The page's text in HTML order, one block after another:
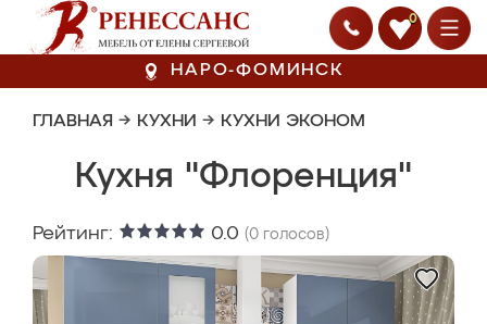
0
НАРО-ФОМИНСК
ГЛАВНАЯ → КУХНИ → КУХНИ ЭКОНОМ
Кухня "Флоренция"
Рейтинг: 0.0 (0 голосов)